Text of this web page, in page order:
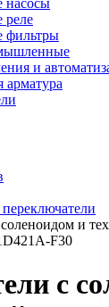
и
арматура
и
F30
с